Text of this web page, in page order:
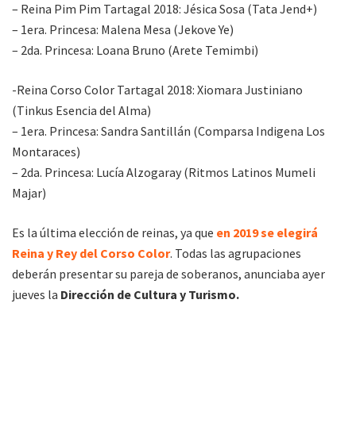
– Reina Pim Pim Tartagal 2018: Jésica Sosa (Tata Jend+)
– 1era. Princesa: Malena Mesa (Jekove Ye)
– 2da. Princesa: Loana Bruno (Arete Temimbi)
-Reina Corso Color Tartagal 2018: Xiomara Justiniano
(Tinkus Esencia del Alma)
– 1era. Princesa: Sandra Santillán (Comparsa Indigena Los
Montaraces)
– 2da. Princesa: Lucía Alzogaray (Ritmos Latinos Mumeli
Majar)
Es la última elección de reinas, ya que en 2019 se elegirá
Reina y Rey del Corso Color. Todas las agrupaciones
deberán presentar su pareja de soberanos, anunciaba ayer
jueves la Dirección de Cultura y Turismo.